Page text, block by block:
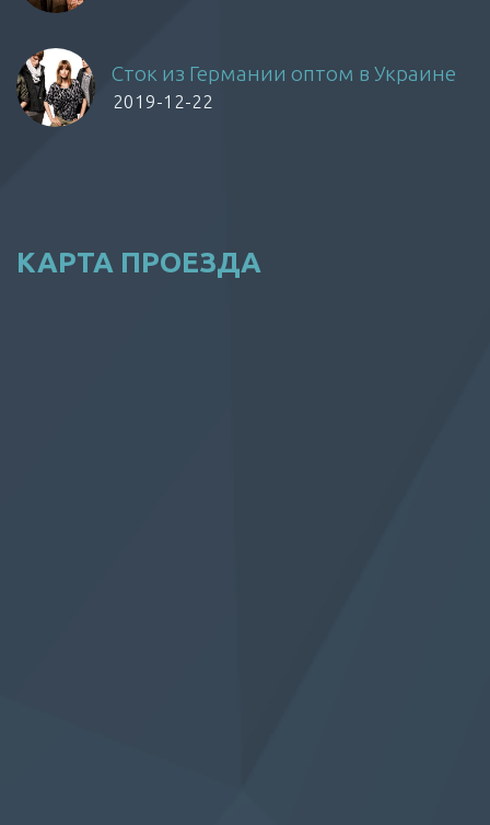
Сток из Германии оптом в Украине
2019-12-22
КАРТА ПРОЕЗДА